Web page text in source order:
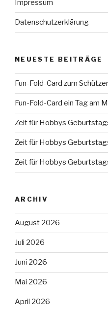
Impressum
Datenschutzerklärung
NEUESTE BEITRÄGE
Fun-Fold-Card zum
Fun-Fold-Card ein Tag am
Zeit für Hobbys
Zeit für Hobbys
Zeit für Hobbys
ARCHIV
August 2026
Juli 2026
Juni 2026
Mai 2026
April 2026